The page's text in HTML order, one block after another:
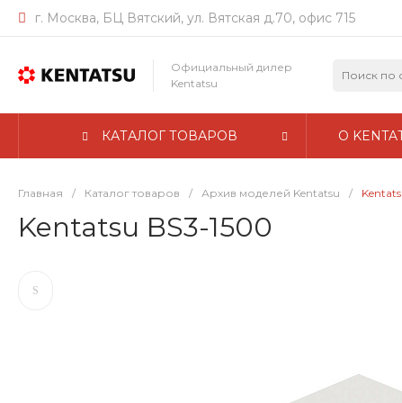
г. Москва, БЦ Вятский, ул. Вятская д.70, офис 715
Официальный дилер
Kentatsu
КАТАЛОГ ТОВАРОВ О
Главная / Каталог товаров / Архив моделей Kentatsu /
Kentatsu BS3-1500